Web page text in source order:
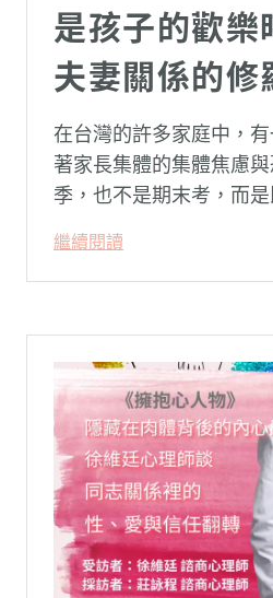
是孩子的歡樂
夫妻關係的修
在台灣的許多家庭中，
著家長集體的集體焦慮
季，也不是期末考，而
家庭，原本由學校與安親
任，瞬間全數倒回家庭
繼續閱讀